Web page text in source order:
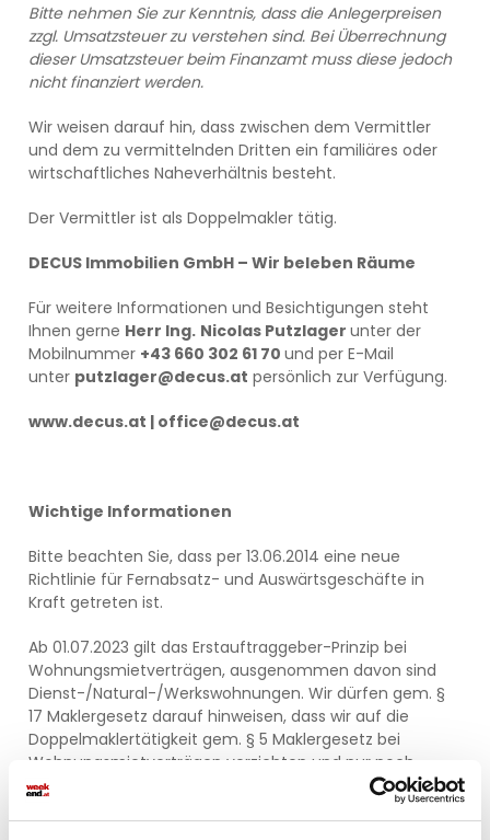
Bitte nehmen Sie zur Kenntnis, dass dieAnlegerpreisen
zzgl. Umsatzsteuer zu verstehen sind. Bei Überrechnung
dieser Umsatzsteuer beim Finanzamt muss diese jedoch
nicht finanziert werden.
Wir weisen darauf hin, dass zwischen dem Vermittler
und dem zu vermittelnden Dritten ein familiäres oder
wirtschaftliches Naheverhältnis besteht.
Der Vermittler ist als Doppelmakler tätig.
DECUS Immobilien GmbH – Wir beleben Räume
Für weitere Informationen und Besichtigungen steht
Ihnen gerne Herr Ing. Nicolas Putzlager unter der
Mobilnummer +43 660 302 61 70 und per E-Mail
unter putzlager@decus.at persönlich zur Verfügung.
www.decus.at | office@decus.at
Wichtige Informationen
Bitte beachten Sie, dass per 13.06.2014 eine neue
Richtlinie für Fernabsatz- und Auswärtsgeschäfte in
Kraft getreten ist.
Ab 01.07.2023 gilt das Erstauftraggeber-Prinzip bei
Wohnungsmietverträgen, ausgenommen davon sind
Dienst-/Natural-/Werkswohnungen. Wir dürfen gem. §
17 Maklergesetz darauf hinweisen, dass wir auf die
Doppelmaklertätigkeit gem. § 5 Maklergesetz bei
Wohnungsmietverträgen verzichten und nur noch
einseitig tätig sind (bei den restlichen Vermittlungsarten
nicht) und ein wirtschaftliches Naheverhältnis zu